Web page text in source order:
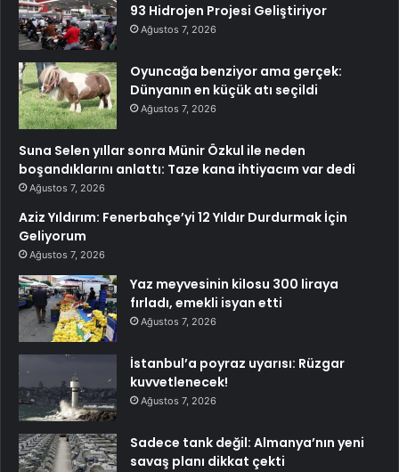
93 Hidrojen Projesi Geliştiriyor
Ağustos 7, 2026
Oyuncağa benziyor ama gerçek:
Dünyanın en küçük atı seçildi
Ağustos 7, 2026
Suna Selen yıllar sonra Münir Özkul ile neden
boşandıklarını anlattı: Taze kana ihtiyacım var dedi
Ağustos 7, 2026
Aziz Yıldırım: Fenerbahçe’yi 12 Yıldır Durdurmak İçin
Geliyorum
Ağustos 7, 2026
Yaz meyvesinin kilosu 300 liraya
fırladı, emekli isyan etti
Ağustos 7, 2026
İstanbul’a poyraz uyarısı: Rüzgar
kuvvetlenecek!
Ağustos 7, 2026
Sadece tank değil: Almanya’nın yeni
savaş planı dikkat çekti